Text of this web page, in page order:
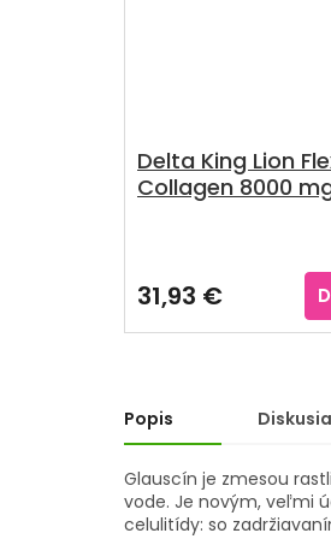
Delta King Lion
Collagen 8000
produktu
je
5,0
31,93 €
Popis Diskusia
Glauscín je zmesou
vode. Je novým, veľmi
celulitídy: so